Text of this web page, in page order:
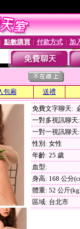
點數購買│ 付款方式│ 加
包廂 送禮
免費文字聊天:
一對多視訊聊天
一對一視訊聊天
性別: 女性
年齡: 25 歲
血型:
身高: 168 公分
體重: 52 公斤
區域: 台北市